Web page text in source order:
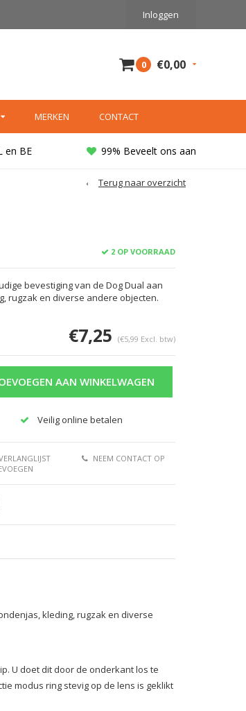
Inloggen
0 €0,00
MERKEN CONTACT
en BE 99% Beveelt ons aan
Terug naar overzicht
2 OP VOORRAAD
bevestiging van de Dog Dual aan
rugzak en diverse andere objecten.
€7,25 (€5,99 Excl. btw)
AAN WINKELWAGEN
Veilig online betalen
NEEM CONTACT OP
kleding, rugzak en diverse
U doet dit door de onderkant los te
modus ring stevig op de lens is geklikt